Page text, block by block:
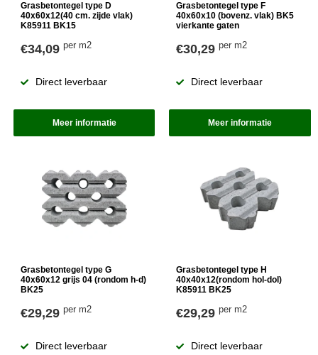
Grasbetontegel type D
40x60x12(40 cm. zijde vlak)
K85911 BK15
€34,09 per m2
Direct leverbaar
Meer informatie
Grasbetontegel type F
40x60x10 (bovenz. vlak) BK5
vierkante gaten
€30,29per m2
Direct leverbaar
Meer informatie
Grasbetontegel type G
40x60x12 grijs 04 (rondom h-d)
BK25
€29,29 per m2
Direct leverbaar
Grasbetontegel type H
40x40x12(rondom hol-dol)
K85911 BK25
€29,29per m2
Direct leverbaar